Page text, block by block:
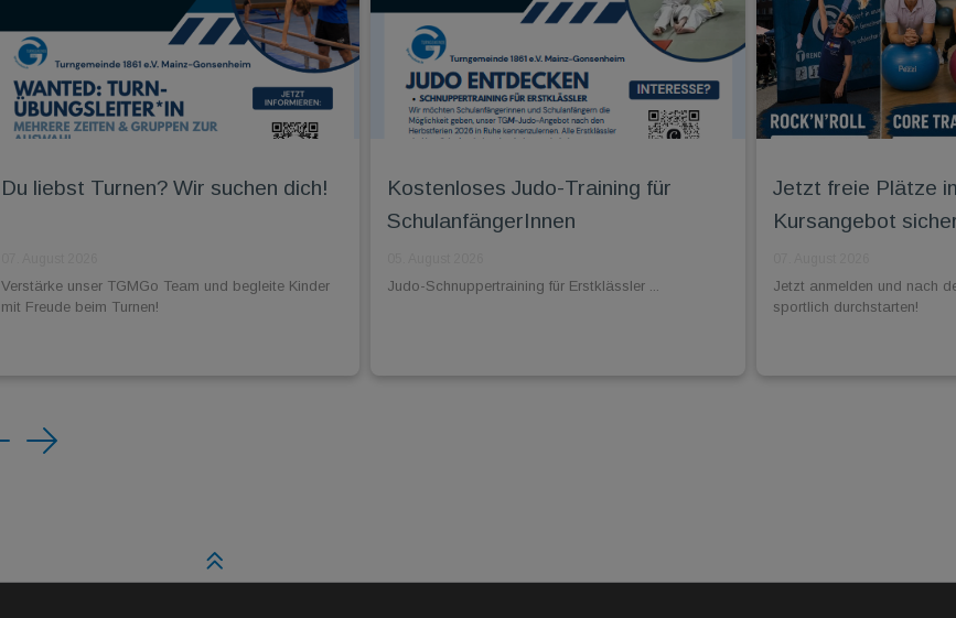
Du liebst Turnen? Wir suchen dich!
Verstärke unser TGMGo Team und begleite Kinder
mit Freude beim Turnen!
Kostenloses Judo-Training für
SchulanfängerInnen
Judo-Schnuppertraining für Erstklässler ...
Jetzt freie Plätze
Kursangebot
Jetzt anmelden und nach
sportlich durchstarten!
Previous
Next